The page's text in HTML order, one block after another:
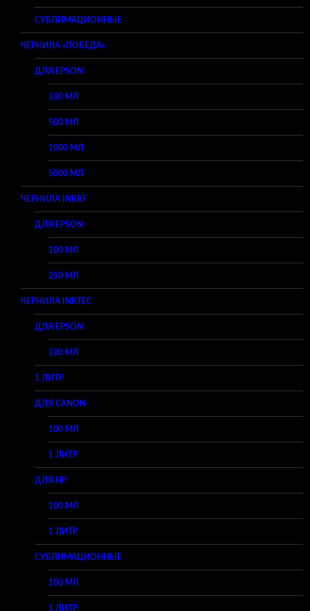
СУБЛИМАЦИОННЫЕ
ЧЕРНИЛА «ПОБЕДА»
ДЛЯ EPSON
100 МЛ
500 МЛ
1000 МЛ
5000 МЛ
ЧЕРНИЛА INKRF
ДЛЯ EPSON
100 МЛ
250 МЛ
ЧЕРНИЛА INKTEC
ДЛЯ EPSON
100 МЛ
1 ЛИТР
ДЛЯ CANON
100 МЛ
1 ЛИТР
ДЛЯ HP
100 МЛ
1 ЛИТР
СУБЛИМАЦИОННЫЕ
100 МЛ
1 ЛИТР